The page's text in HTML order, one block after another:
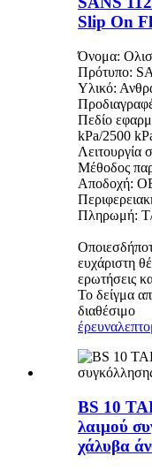
Slip On
Όνομα:
Πρότυπο:
Υλικό:
Πεδίο
kPa/2500
Λειτουργία
Μέθοδος
Αποδοχή:
Πληρωμή:
ευχάριστη
ερωτήσεις
Το δείγμα
διαθέσιμο
έρευνα
BS 10
λαιμού
χάλυβα